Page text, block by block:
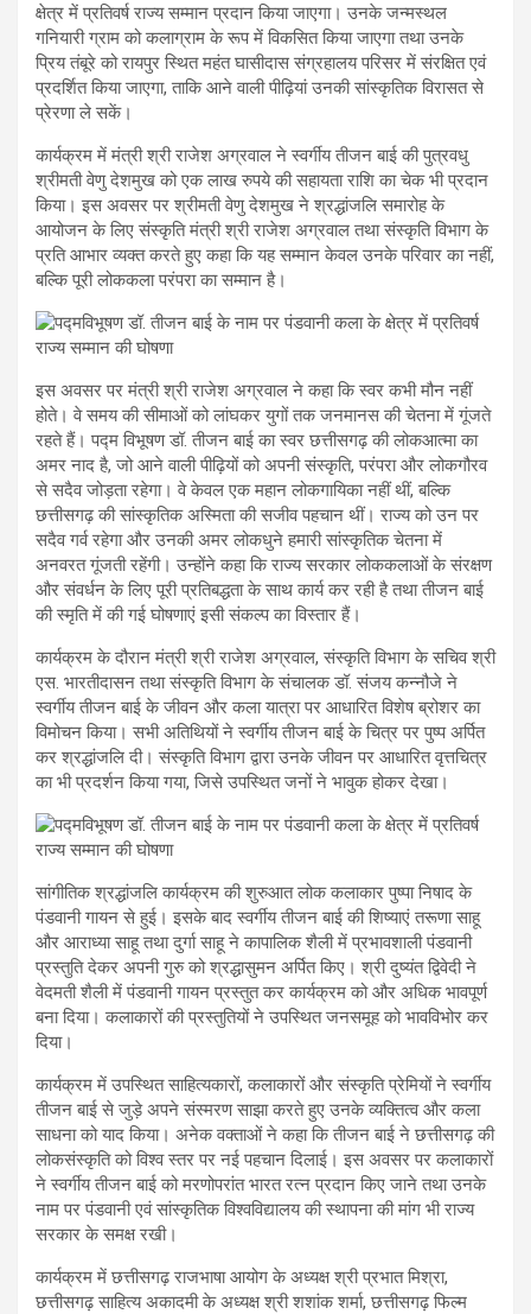
क्षेत्र में प्रतिवर्ष राज्य सम्मान प्रदान किया जाएगा। उनके जन्मस्थल
गनियारी ग्राम को कलाग्राम के रूप में विकसित किया जाएगा तथा उनके
प्रिय तंबूरे को रायपुर स्थित महंत घासीदास संग्रहालय परिसर में संरक्षित एवं
प्रदर्शित किया जाएगा, ताकि आने वाली पीढ़ियां उनकी सांस्कृतिक विरासत से
प्रेरणा ले सकें।
कार्यक्रम में मंत्री श्री राजेश अग्रवाल ने स्वर्गीय तीजन बाई की पुत्रवधु
श्रीमती वेणु देशमुख को एक लाख रुपये की सहायता राशि का चेक भी प्रदान
किया। इस अवसर पर श्रीमती वेणु देशमुख ने श्रद्धांजलि समारोह के
आयोजन के लिए संस्कृति मंत्री श्री राजेश अग्रवाल तथा संस्कृति विभाग के
प्रति आभार व्यक्त करते हुए कहा कि यह सम्मान केवल उनके परिवार का नहीं,
बल्कि पूरी लोककला परंपरा का सम्मान है।
इस अवसर पर मंत्री श्री राजेश अग्रवाल ने कहा कि स्वर कभी मौन नहीं
होते। वे समय की सीमाओं को लांघकर युगों तक जनमानस की चेतना में गूंजते
रहते हैं। पद्म विभूषण डॉ. तीजन बाई का स्वर छत्तीसगढ़ की लोकआत्मा का
अमर नाद है, जो आने वाली पीढ़ियों को अपनी संस्कृति, परंपरा और लोकगौरव
से सदैव जोड़ता रहेगा। वे केवल एक महान लोकगायिका नहीं थीं, बल्कि
छत्तीसगढ़ की सांस्कृतिक अस्मिता की सजीव पहचान थीं। राज्य को उन पर
सदैव गर्व रहेगा और उनकी अमर लोकधुने हमारी सांस्कृतिक चेतना में
अनवरत गूंजती रहेंगी। उन्होंने कहा कि राज्य सरकार लोककलाओं के संरक्षण
और संवर्धन के लिए पूरी प्रतिबद्धता के साथ कार्य कर रही है तथा तीजन बाई
की स्मृति में की गई घोषणाएं इसी संकल्प का विस्तार हैं।
कार्यक्रम के दौरान मंत्री श्री राजेश अग्रवाल, संस्कृति विभाग के सचिव श्री
एस. भारतीदासन तथा संस्कृति विभाग के संचालक डॉ. संजय कन्नौजे ने
स्वर्गीय तीजन बाई के जीवन और कला यात्रा पर आधारित विशेष ब्रोशर का
विमोचन किया। सभी अतिथियों ने स्वर्गीय तीजन बाई के चित्र पर पुष्प अर्पित
कर श्रद्धांजलि दी। संस्कृति विभाग द्वारा उनके जीवन पर आधारित वृत्तचित्र
का भी प्रदर्शन किया गया, जिसे उपस्थित जनों ने भावुक होकर देखा।
सांगीतिक श्रद्धांजलि कार्यक्रम की शुरुआत लोक कलाकार पुष्पा निषाद के
पंडवानी गायन से हुई। इसके बाद स्वर्गीय तीजन बाई की शिष्याएं तरूणा साहू
और आराध्या साहू तथा दुर्गा साहू ने कापालिक शैली में प्रभावशाली पंडवानी
प्रस्तुति देकर अपनी गुरु को श्रद्धासुमन अर्पित किए। श्री दुष्यंत द्विवेदी ने
वेदमती शैली में पंडवानी गायन प्रस्तुत कर कार्यक्रम को और अधिक भावपूर्ण
बना दिया। कलाकारों की प्रस्तुतियों ने उपस्थित जनसमूह को भावविभोर कर
दिया।
कार्यक्रम में उपस्थित साहित्यकारों, कलाकारों और संस्कृति प्रेमियों ने स्वर्गीय
तीजन बाई से जुड़े अपने संस्मरण साझा करते हुए उनके व्यक्तित्व और कला
साधना को याद किया। अनेक वक्ताओं ने कहा कि तीजन बाई ने छत्तीसगढ़ की
लोकसंस्कृति को विश्व स्तर पर नई पहचान दिलाई। इस अवसर पर कलाकारों
ने स्वर्गीय तीजन बाई को मरणोपरांत भारत रत्न प्रदान किए जाने तथा उनके
नाम पर पंडवानी एवं सांस्कृतिक विश्वविद्यालय की स्थापना की मांग भी राज्य
सरकार के समक्ष रखी।
कार्यक्रम में छत्तीसगढ़ राजभाषा आयोग के अध्यक्ष श्री प्रभात मिश्रा,
छत्तीसगढ़ साहित्य अकादमी के अध्यक्ष श्री शशांक शर्मा, छत्तीसगढ़ फिल्म